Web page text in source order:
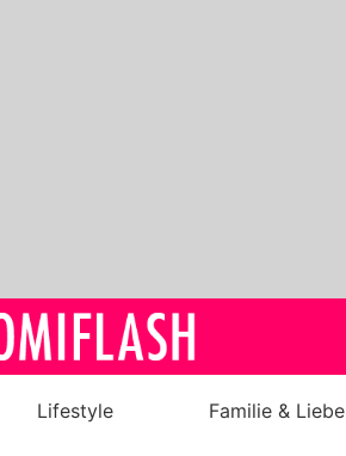
Lifestyle Familie & Liebe